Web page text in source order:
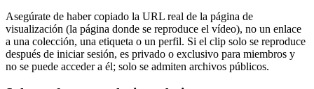
Asegúrate de haber copiado la URL real de la página de
visualización (la página donde se reproduce el vídeo), no un enlace
a una colección, una etiqueta o un perfil. Si el clip solo se reproduce
después de iniciar sesión, es privado o exclusivo para miembros y
no se puede acceder a él; solo se admiten archivos públicos.